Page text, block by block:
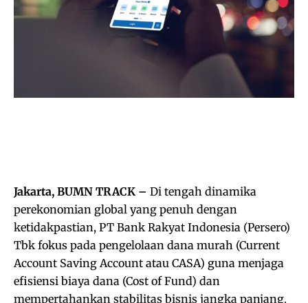
Jakarta, BUMN TRACK – Di tengah dinamika
perekonomian global yang penuh dengan
ketidakpastian, PT Bank Rakyat Indonesia (Persero)
Tbk fokus pada pengelolaan dana murah (Current
Account Saving Account atau CASA) guna menjaga
efisiensi biaya dana (Cost of Fund) dan
mempertahankan stabilitas bisnis jangka panjang.